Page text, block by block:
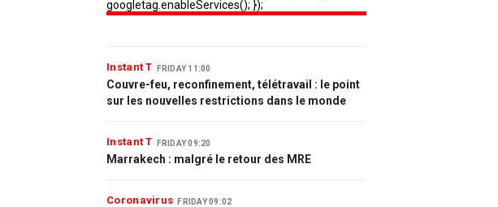
Instant T FRIDAY 11:00
Couvre-feu, reconfinement, télétravail : le point
sur les nouvelles restrictions dans le monde
Instant T FRIDAY 09:20
Marrakech : malgré le retour des MRE
Coronavirus FRIDAY 09:02